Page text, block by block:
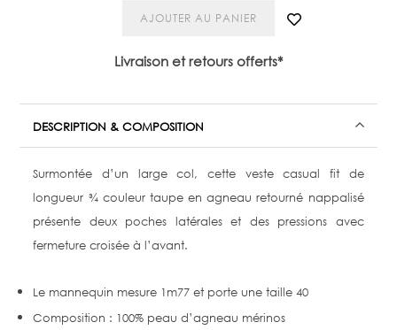
AJOUTER AU PANIER
Livraison et retours offerts*
DESCRIPTION & COMPOSITION
Surmontée d’un large col, cette veste casual fit de
longueur ¾ couleur taupe en agneau retourné nappalisé
présente deux poches latérales et des pressions avec
fermeture croisée à l’avant.
Le mannequin mesure 1m77 et porte une taille 40
Composition : 100% peau d’agneau mérinos